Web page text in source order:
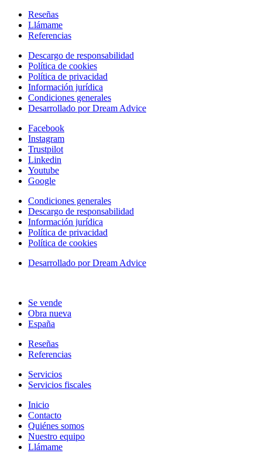
Reseñas
Llámame
Referencias
Descargo de responsabilidad
Política de cookies
Política de privacidad
Información jurídica
Condiciones generales
Desarrollado por Dream Advice
Facebook
Instagram
Trustpilot
Linkedin
Youtube
Google
Condiciones generales
Descargo de responsabilidad
Información jurídica
Política de privacidad
Política de cookies
Desarrollado por Dream Advice
Se vende
Obra nueva
España
Reseñas
Referencias
Servicios
Servicios fiscales
Inicio
Contacto
Quiénes somos
Nuestro equipo
Llámame